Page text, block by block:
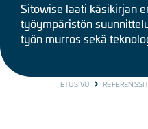
Sitowise laati käsikirjan
työympäristön
työn murros sekä
BREADCRUMB
ETUSIVU REFERENSSIT